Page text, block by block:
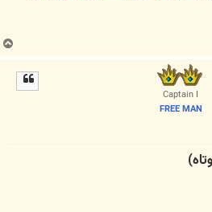
ب
ا
Captain I
FREE MAN